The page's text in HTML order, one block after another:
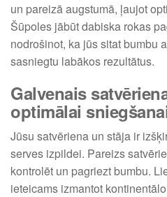
un pareizā augstumā, ļaujot
Šūpoles jābūt dabiska rokas
nodrošinot, ka jūs sitat bumbu
sasniegtu labākos rezultātus.
Galvenais
optimālai
Jūsu satvēriena un stāja ir
serves izpildei. Pareizs
kontrolēt un pagriezt bumbu.
ieteicams izmantot